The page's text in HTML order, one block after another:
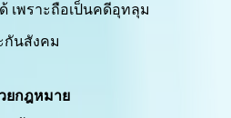
เพราะถือเป็นคดีอุทลุม
กันสังคม
ยกฎหมาย